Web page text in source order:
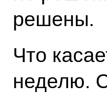
решены.
Что
неделю.